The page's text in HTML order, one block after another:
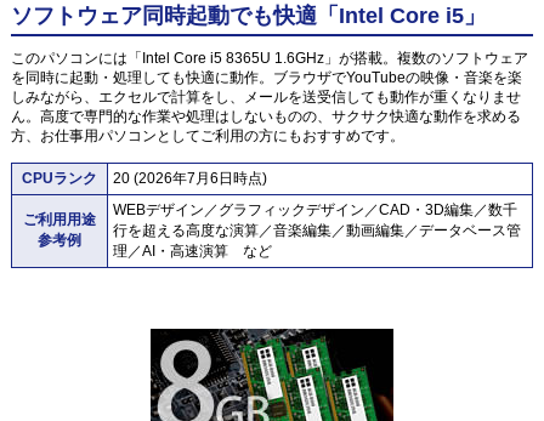
ソフトウェア同時起動でも快適「Intel Core i5」
このパソコンには「Intel Core i5 8365U 1.6GHz」が搭載。複数のソフトウェア
を同時に起動・処理しても快適に動作。ブラウザでYouTubeの映像・音楽を楽
しみながら、エクセルで計算をし、メールを送受信しても動作が重くなりませ
ん。高度で専門的な作業や処理はしないものの、サクサク快適な動作を求める
方、お仕事用パソコンとしてご利用の方にもおすすめです。
CPUランク 20 (2026年7月6日時点)
ご利用用途
参考例
WEBデザイン／グラフィックデザイン／CAD・3D編集／数千
行を超える高度な演算／音楽編集／動画編集／データベース管
理／AI・高速演算 など